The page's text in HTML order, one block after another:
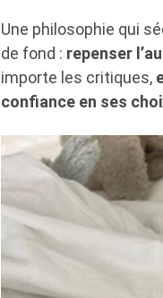
Une philosophie qui
de fond : repenser
importe les critiques,
confiance en ses